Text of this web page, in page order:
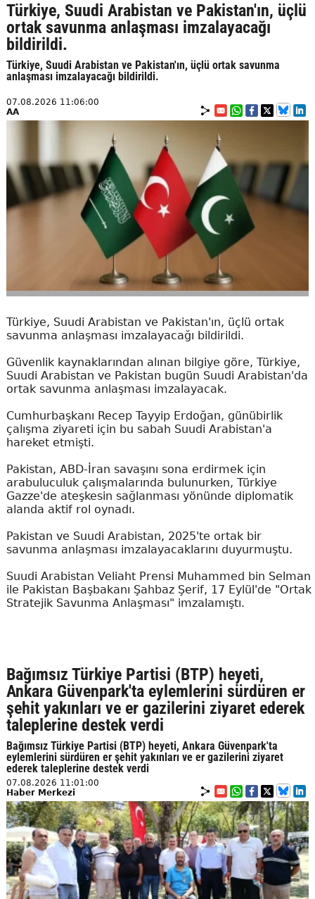
Türkiye, Suudi Arabistan ve Pakistan'ın, üçlü
ortak savunma anlaşması imzalayacağı
bildirildi.
Türkiye, Suudi Arabistan ve Pakistan'ın, üçlü ortak savunma
anlaşması imzalayacağı bildirildi.
07.08.2026 11:06:00
AA
Türkiye, Suudi Arabistan ve Pakistan'ın, üçlü ortak
savunma anlaşması imzalayacağı bildirildi.
Güvenlik kaynaklarından alınan bilgiye göre, Türkiye,
Suudi Arabistan ve Pakistan bugün Suudi Arabistan'da
ortak savunma anlaşması imzalayacak.
Cumhurbaşkanı Recep Tayyip Erdoğan, günübirlik
çalışma ziyareti için bu sabah Suudi Arabistan'a
hareket etmişti.
Pakistan, ABD-İran savaşını sona erdirmek için
arabuluculuk çalışmalarında bulunurken, Türkiye
Gazze'de ateşkesin sağlanması yönünde diplomatik
alanda aktif rol oynadı.
Pakistan ve Suudi Arabistan, 2025'te ortak bir
savunma anlaşması imzalayacaklarını duyurmuştu.
Suudi Arabistan Veliaht Prensi Muhammed bin Selman
ile Pakistan Başbakanı Şahbaz Şerif, 17 Eylül'de "Ortak
Stratejik Savunma Anlaşması" imzalamıştı.
Bağımsız Türkiye Partisi (BTP) heyeti,
Ankara Güvenpark'ta eylemlerini sürdüren er
şehit yakınları ve er gazilerini ziyaret ederek
taleplerine destek verdi
Bağımsız Türkiye Partisi (BTP) heyeti, Ankara Güvenpark'ta
eylemlerini sürdüren er şehit yakınları ve er gazilerini ziyaret
ederek taleplerine destek verdi
07.08.2026 11:01:00
Haber Merkezi